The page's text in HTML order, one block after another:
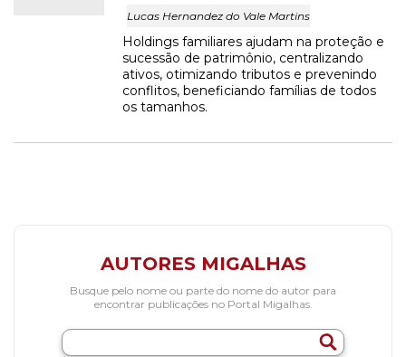
Lucas Hernandez do Vale Martins
Holdings familiares ajudam na proteção e
sucessão de patrimônio, centralizando
ativos, otimizando tributos e prevenindo
conflitos, beneficiando famílias de todos
os tamanhos.
AUTORES MIGALHAS
Busque pelo nome ou parte do nome do autor para
encontrar publicações no Portal Migalhas.